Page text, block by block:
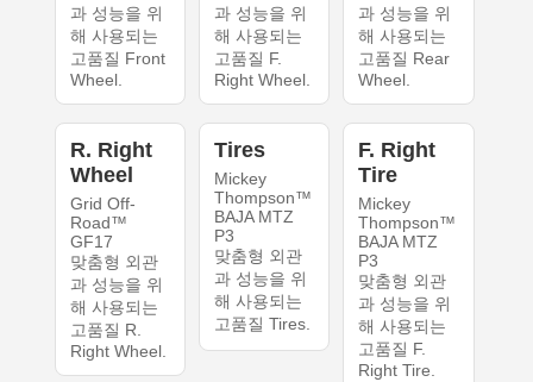
과 성능을 위
해 사용되는
고품질 Front
Wheel.
과 성능을 위
해 사용되는
고품질 F.
Right Wheel.
과 성능을 위
해 사용되는
고품질 Rear
Wheel.
R. Right
Wheel
Grid Off-
Road™
GF17
맞춤형 외관
과 성능을 위
해 사용되는
고품질 R.
Right Wheel.
Tires
Mickey
Thompson™
BAJA MTZ
P3
맞춤형 외관
과 성능을 위
해 사용되는
고품질 Tires.
F. Right
Tire
Mickey
Thompson™
BAJA MTZ
P3
맞춤형 외관
과 성능을 위
해 사용되는
고품질 F.
Right Tire.